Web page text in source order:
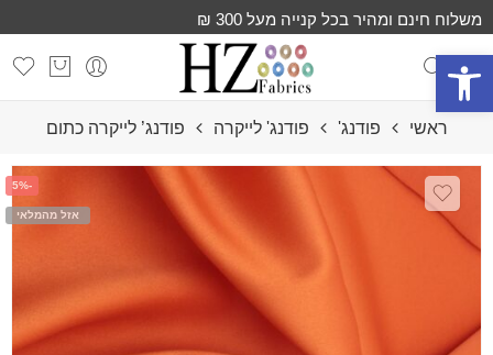
פתח סרגל נגישות
משלוח חינם ומהיר בכל קנייה מעל 300 ₪
ראשי פודנג' פודנג' לייקרה פודנג’ לייקרה כתום
-5%
אזל מהמלאי